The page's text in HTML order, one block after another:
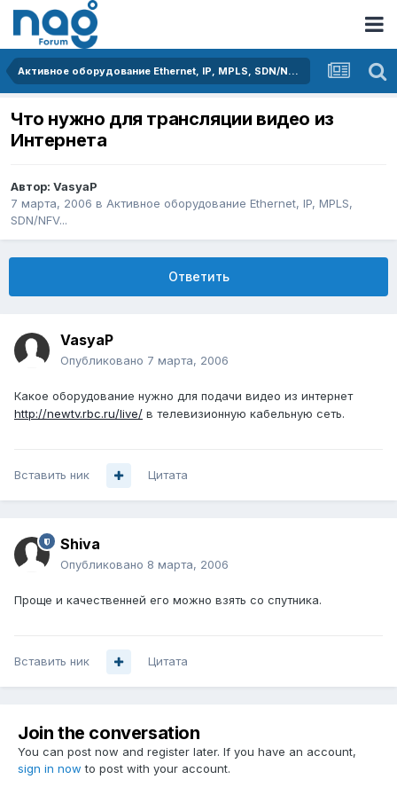
Активное оборудование Ethernet, IP, MPLS, SDN/NFV...
Что нужно для трансляции видео из
Интернета
Автор: VasyaP
7 марта, 2006 в Активное оборудование Ethernet, IP, MPLS,
SDN/NFV...
Ответить
VasyaP
Опубликовано 7 марта, 2006
Какое оборудование нужно для подачи видео из интернет
http://newtv.rbc.ru/live/ в телевизионную кабельную сеть.
Вставить ник Цитата
Shiva
Опубликовано 8 марта, 2006
Проще и качественней его можно взять со спутника.
Вставить ник Цитата
Join the conversation
You can post now and register later. If you have an account,
sign in now to post with your account.